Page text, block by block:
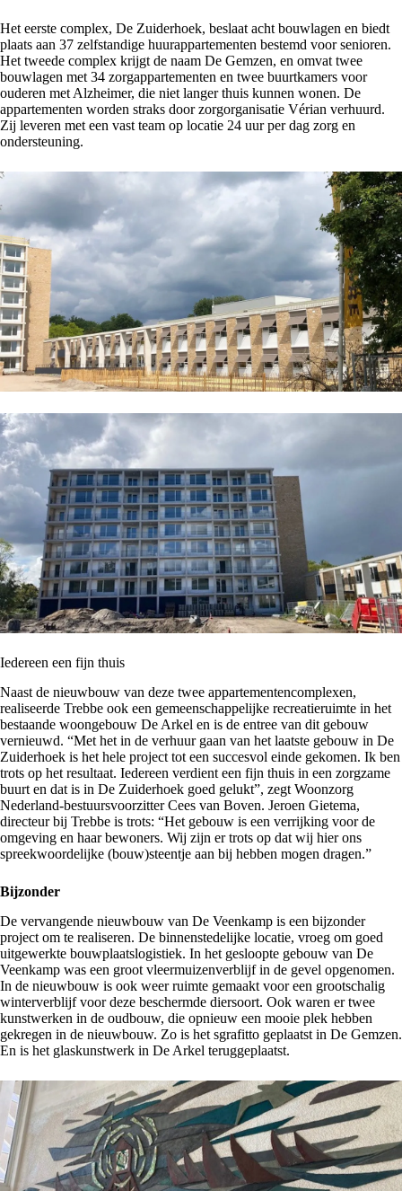
Het eerste complex, De Zuiderhoek, beslaat acht bouwlagen en biedt
plaats aan 37 zelfstandige huurappartementen bestemd voor senioren.
Het tweede complex krijgt de naam De Gemzen, en omvat twee
bouwlagen met 34 zorgappartementen en twee buurtkamers voor
ouderen met Alzheimer, die niet langer thuis kunnen wonen. De
appartementen worden straks door zorgorganisatie Vérian verhuurd.
Zij leveren met een vast team op locatie 24 uur per dag zorg en
ondersteuning.
Iedereen een fijn thuis
Naast de nieuwbouw van deze twee appartementencomplexen,
realiseerde Trebbe ook een gemeenschappelijke recreatieruimte in het
bestaande woongebouw De Arkel en is de entree van dit gebouw
vernieuwd. “Met het in de verhuur gaan van het laatste gebouw in De
Zuiderhoek is het hele project tot een succesvol einde gekomen. Ik ben
trots op het resultaat. Iedereen verdient een fijn thuis in een zorgzame
buurt en dat is in De Zuiderhoek goed gelukt”, zegt Woonzorg
Nederland-bestuursvoorzitter Cees van Boven. Jeroen Gietema,
directeur bij Trebbe is trots: “Het gebouw is een verrijking voor de
omgeving en haar bewoners. Wij zijn er trots op dat wij hier ons
spreekwoordelijke (bouw)steentje aan bij hebben mogen dragen.”
Bijzonder
De vervangende nieuwbouw van De Veenkamp is een bijzonder
project om te realiseren. De binnenstedelijke locatie, vroeg om goed
uitgewerkte bouwplaatslogistiek. In het gesloopte gebouw van De
Veenkamp was een groot vleermuizenverblijf in de gevel opgenomen.
In de nieuwbouw is ook weer ruimte gemaakt voor een grootschalig
winterverblijf voor deze beschermde diersoort. Ook waren er twee
kunstwerken in de oudbouw, die opnieuw een mooie plek hebben
gekregen in de nieuwbouw. Zo is het sgrafitto geplaatst in De Gemzen.
En is het glaskunstwerk in De Arkel teruggeplaatst.